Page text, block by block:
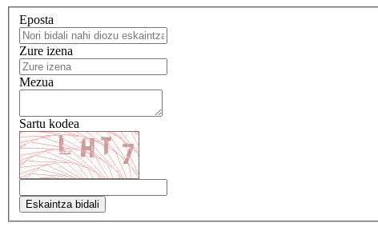
Eposta
Zure izena
Mezua
Sartu kodea